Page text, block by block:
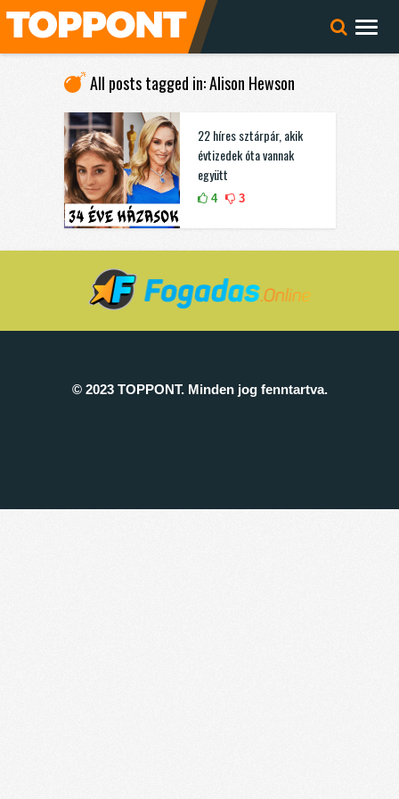
All posts tagged in: Alison Hewson
22 híres sztárpár, akik
évtizedek óta vannak
együtt
4 3
© 2023 TOPPONT. Minden jog fenntartva.